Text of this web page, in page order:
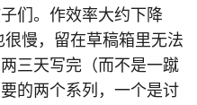
们。作效率大约下降
慢，留在草稿箱里无法
三天写完（而不是一蹴
的两个系列，一个是讨